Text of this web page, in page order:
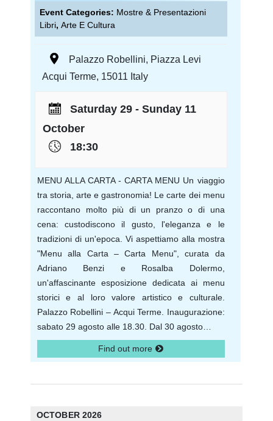
Event Categories: Mostre & Presentazioni
Libri, Arte E Cultura
Palazzo Robellini, Piazza Levi
Acqui Terme, 15011 Italy
Saturday 29 - Sunday 11
October
18:30
MENU ALLA CARTA - CARTA MENU Un viaggio
tra storia, arte e gastronomia! Le carte dei menu
raccontano molto più di un pranzo o di una
cena: custodiscono il gusto, l'eleganza e le
tradizioni di un'epoca. Vi aspettiamo alla mostra
"Menu alla Carta – Carta Menu", curata da
Adriano Benzi e Rosalba Dolermo,
un'affascinante esposizione dedicata ai menu
storici e al loro valore artistico e culturale.
Palazzo Robellini – Acqui Terme. Inaugurazione:
sabato 29 agosto alle 18.30. Dal 30 agosto…
Find out more
OCTOBER 2026